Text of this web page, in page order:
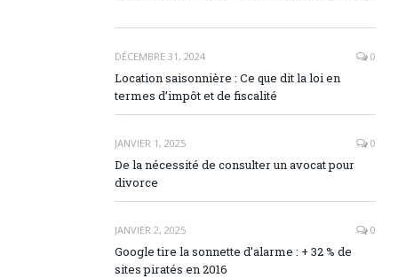
DÉCEMBRE 31, 2024 0
Location saisonnière : Ce que dit la loi en
termes d’impôt et de fiscalité
JANVIER 1, 2025 0
De la nécessité de consulter un avocat pour
divorce
JANVIER 2, 2025 0
Google tire la sonnette d’alarme : + 32 % de
sites piratés en 2016